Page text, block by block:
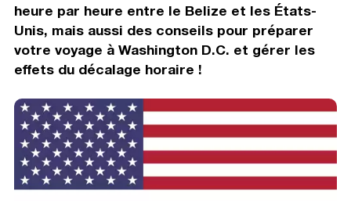
heure par heure entre le Belize et les États-
Unis, mais aussi des conseils pour préparer
votre voyage à Washington D.C. et gérer les
effets du décalage horaire !